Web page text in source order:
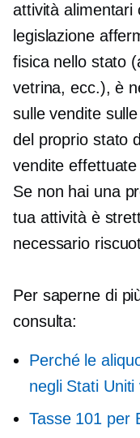
attività alimentari
legislazione
fisica nello stato
vetrina, ecc.), è
sulle vendite
del proprio stato
vendite
Se non hai una
tua attività è
necessario
Per saperne di
consulta:
Perché le
negli Stati
Tasse 101 per